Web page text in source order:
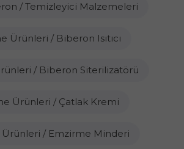
/ Temizleyici Malzemeleri
Ürünleri / Biberon Isıtıcı
/ Biberon Siterilizatörü
Ürünleri / Çatlak Kremi
/ Emzirme Minderi